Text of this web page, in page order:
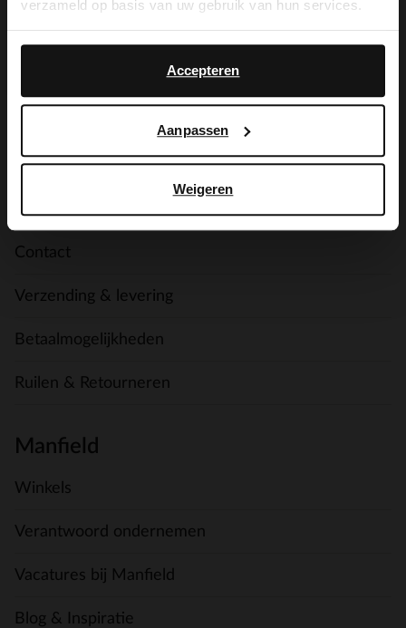
verzameld op basis van uw gebruik van hun services.
Accepteren
Aanpassen
Weigeren
op je.
AANMELDEN MY MANFIELD
Meer over My Manfield
Service
Contact
Verzending & levering
Betaalmogelijkheden
Ruilen & Retourneren
Manfield
Winkels
Verantwoord ondernemen
Vacatures bij Manfield
Blog & Inspiratie
English